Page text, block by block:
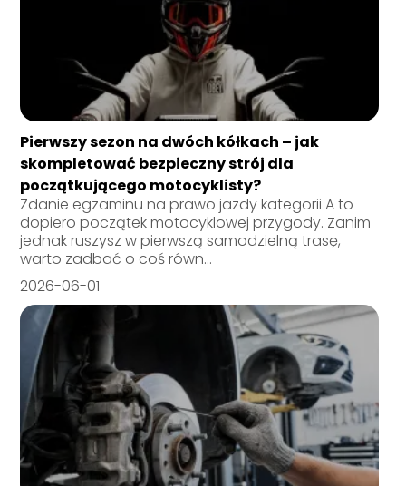
Pierwszy sezon na dwóch kółkach – jak
skompletować bezpieczny strój dla
początkującego motocyklisty?
Zdanie egzaminu na prawo jazdy kategorii A to
dopiero początek motocyklowej przygody. Zanim
jednak ruszysz w pierwszą samodzielną trasę,
warto zadbać o coś równ...
2026-06-01